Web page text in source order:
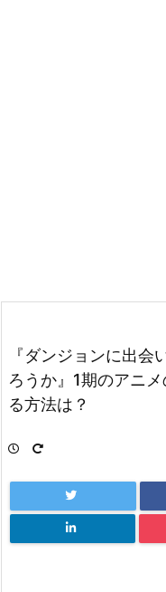
『ダンジョンに出
ろうか』1期のアニ
る方法は？